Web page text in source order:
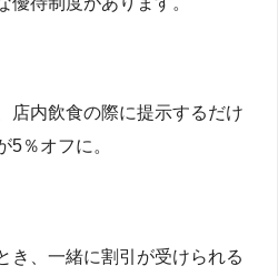
店内飲食の際に提示するだけ
5％オフに。
き、一緒に割引が受けられる